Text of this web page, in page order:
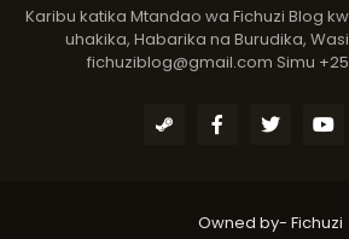
Karibu katika Mtandao wa Fichuzi Blog
uhakika, Habarika na Burudika,
fichuziblog@gmail.com Simu
Owned by- Fichuzi